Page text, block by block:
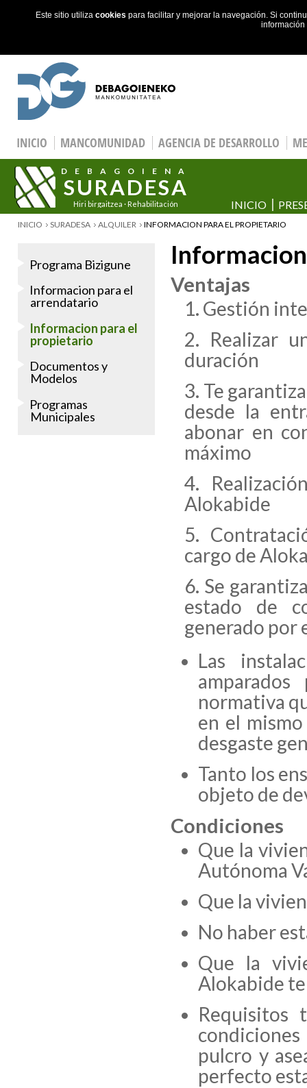
Este sitio utiliza cookies para facilitar y mejorar la navegación. Si
Skip to main content
INICIO MANCOMUNIDAD AGENCIA DE DESARROLLO
DEBAGOIENA
SURADESA
Hiri birgaitzea · Rehabilitación
INICIO
YOU ARE HERE
INICIO SURADESA ALQUILER INFORMACION PARA EL PROPIETARIO
Ventajas
Gestión
Realizar
duración
Te
desde la
abonar en
máximo
Alokabide
cargo de
Se
estado de
generado por
Las
normativa
en el
desgaste
Tanto los
objeto de
Condiciones
Que la
Autónoma
Que la
No haber
Que la
Alokabide
Requisitos
pulcro y
perfecto
Programa Bizigune
Informacion para el
arrendatario
Informacion para el
propietario
Documentos y
Modelos
Programas
Municipales